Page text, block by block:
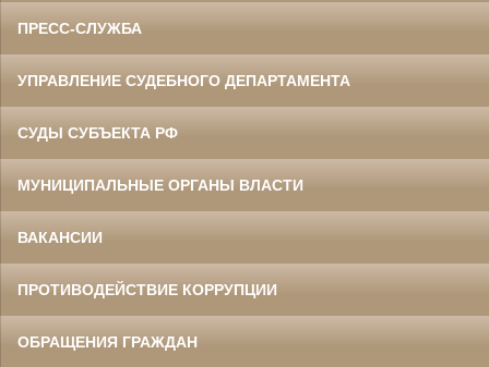
ПРЕСС-СЛУЖБА
УПРАВЛЕНИЕ СУДЕБНОГО ДЕПАРТАМЕНТА
СУДЫ СУБЪЕКТА РФ
МУНИЦИПАЛЬНЫЕ ОРГАНЫ ВЛАСТИ
ВАКАНСИИ
ПРОТИВОДЕЙСТВИЕ КОРРУПЦИИ
ОБРАЩЕНИЯ ГРАЖДАН